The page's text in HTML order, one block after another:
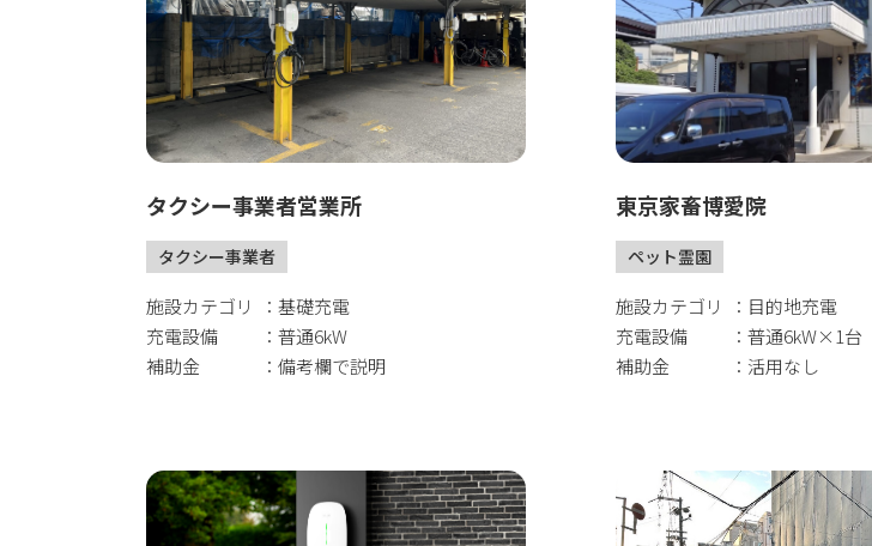
タクシー事業者営業所
タクシー事業者
施設カテゴリ
基礎充電
充電設備
普通6kW
補助金
備考欄で説明
東京家畜博愛院
ペット霊園
施設カテゴリ
目的地充電
充電設備
普通6kW×1台
補助金
活用なし